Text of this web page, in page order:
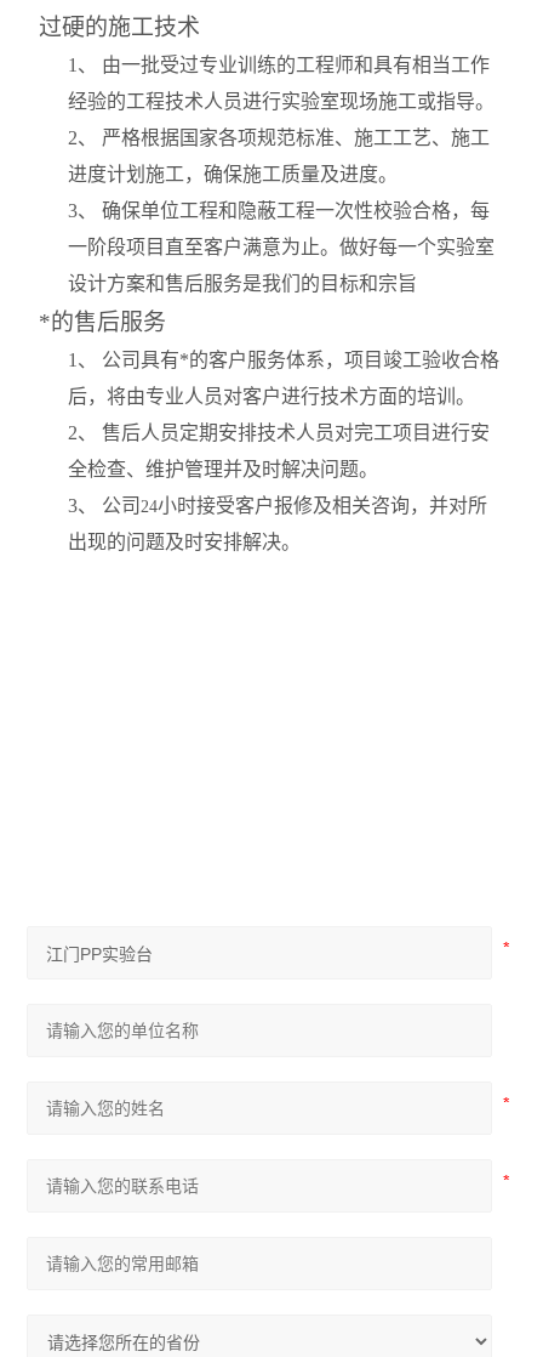
过硬的施工技术
1 、 由一批受过专业训练的工程师和具有相当工作
经验的工程技术人员进行实验室现场施工或指导。
2、 严格根据国家各项规范标准、施工工艺、施工
进度计划施工，确保施工质量及进度。
3、 确保单位工程和隐蔽工程一次性校验合格，每
一阶段项目直至客户满意为止。做好每一个实验室
设计方案和售后服务是我们的目标和宗旨
*的售后服务
1 、 公司具有*的客户服务体系，项目竣工验收合格
后，将由专业人员对客户进行技术方面的培训。
2、 售后人员定期安排技术人员对完工项目进行安
全检查、维护管理并及时解决问题。
3、 公司 24小时接受客户报修及相关咨询，并对所
出现的问题及时安排解决。